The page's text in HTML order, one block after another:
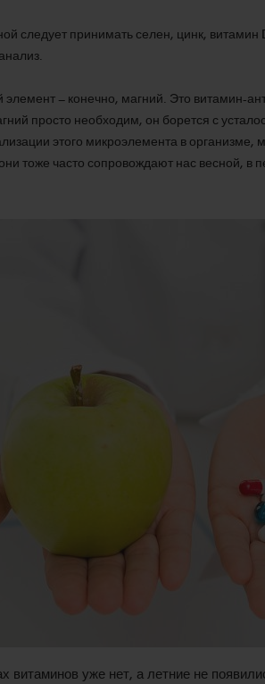
следует принимать селен, цинк, витамин
– конечно, магний. Это витамин-
просто необходим, он борется с
этого микроэлемента в организме,
тоже часто сопровождают нас весной, в
витаминов уже нет, а летние не